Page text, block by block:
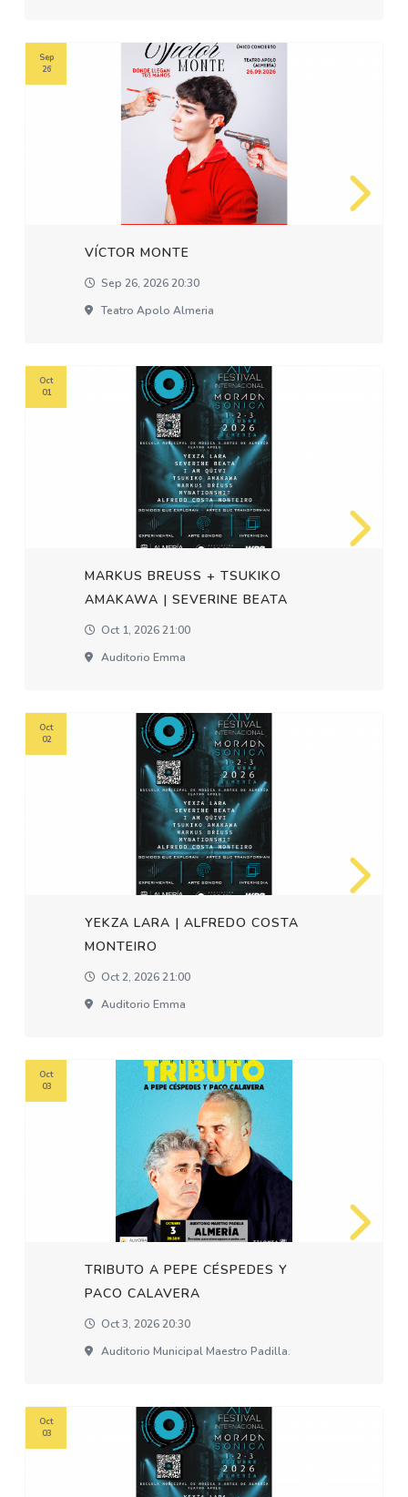
VÍCTOR MONTE
Sep 26, 2026 20:30
Teatro Apolo Almeria
Sep
26
MARKUS BREUSS + TSUKIKO
AMAKAWA | SEVERINE BEATA
Oct 1, 2026 21:00
Auditorio Emma
Oct
01
YEKZA LARA | ALFREDO COSTA
MONTEIRO
Oct 2, 2026 21:00
Auditorio Emma
Oct
02
TRIBUTO A PEPE CÉSPEDES Y
PACO CALAVERA
Oct 3, 2026 20:30
Auditorio Municipal Maestro Padilla.
Oct
03
Oct
03